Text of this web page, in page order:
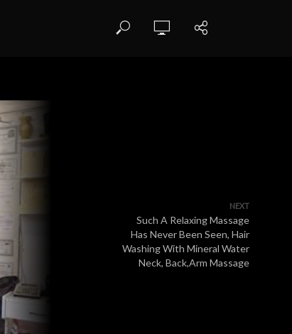
NEXT
Such A Relaxing Massage
Has Never Been Seen, Hair
Washing With Mineral Water
Neck, Back,Arm Massage